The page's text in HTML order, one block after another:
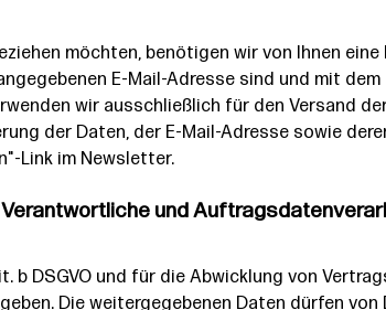
möchten, benötigen wir von Ihnen
E-Mail-Adresse sind und mit
wir ausschließlich für den Versand
der Daten, der E-Mail-Adresse sowie
Link im Newsletter.
und
b DSGVO und für die Abwicklung von
Die weitergegebenen Daten dürfen